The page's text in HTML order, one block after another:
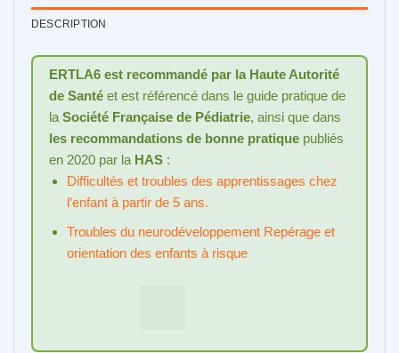
DESCRIPTION
ERTLA6 est recommandé par la Haute Autorité
de Santé et est référencé dans le guide pratique de
la Société Française de Pédiatrie, ainsi que dans
les recommandations de bonne pratiquepubliés
en 2020 par la HAS:
Difficultés et troubles des apprentissages chez
l’enfant à partir de 5 ans.
Troubles du neurodéveloppement Repérage et
orientation des enfants à risque